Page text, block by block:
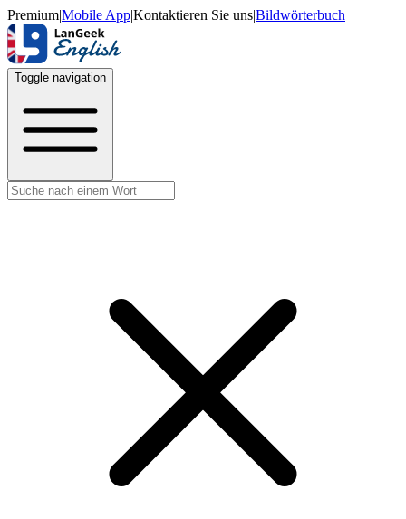
Premium|Mobile App|Kontaktieren Sie uns|Bildwörterbuch
Toggle navigation